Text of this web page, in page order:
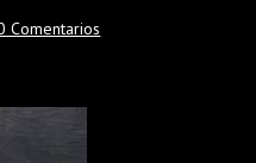
Comentarios